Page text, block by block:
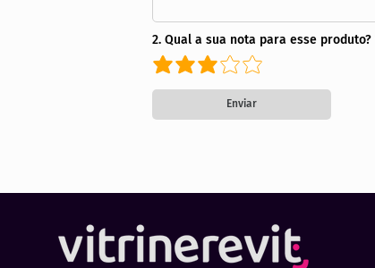
2. Qual a sua nota para esse produto?
Enviar